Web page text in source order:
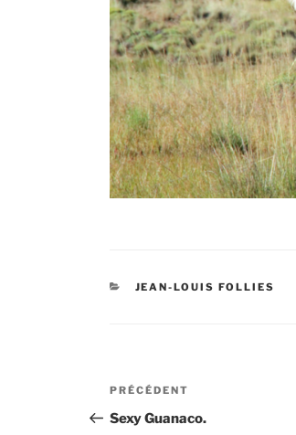
CATÉGORIES
JEAN-LOUIS FOLLIES
Navigation
de
Article
précédent
PRÉCÉDENT
Sexy Guanaco.